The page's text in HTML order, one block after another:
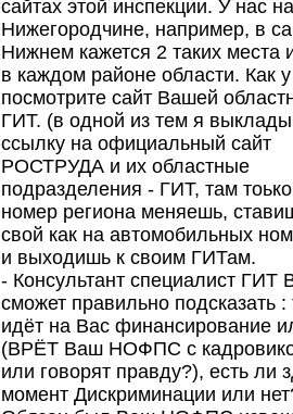
сайтах этой инспекции. У нас на
Нижегородчине, например, в
Нижнем кажется 2 таких места
в каждом районе области. Как
посмотрите сайт Вашей
ГИТ. (в одной из тем я
ссылку на официальный сайт
РОСТРУДА и их областные
подразделения - ГИТ, там тоько
номер региона меняешь,
свой как на автомобильных
и выходишь к своим ГИТам.
- Консультант специалист ГИТ
сможет правильно подсказать :
идёт на Вас финансирование
(ВРЁТ Ваш НОФПС с
или говорят правду?), есть ли
момент Дискриминации или